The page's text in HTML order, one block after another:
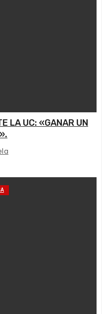
LA UC: «GANAR UN